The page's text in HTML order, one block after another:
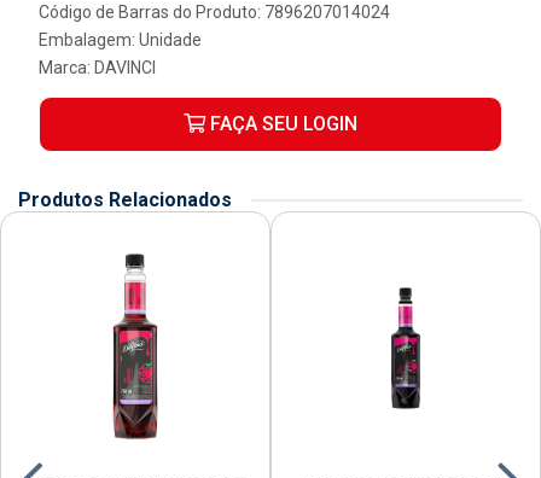
Código de Barras do Produto: 7896207014024
Embalagem: Unidade
Marca: DAVINCI
FAÇA SEU LOGIN
Produtos Relacionados